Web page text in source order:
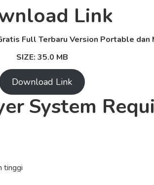
Link
Full Terbaru Version Portable
SIZE: 35.0 MB
Download Link
System
tinggi